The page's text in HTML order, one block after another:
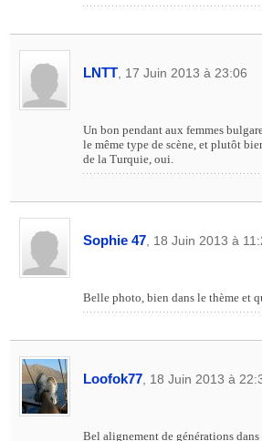
LNTT , 17 Juin 2013 à 23:06
Un bon pendant aux femmes
le même type de scène, et plutôt
de la Turquie, oui.
Sophie 47 , 18 Juin 2013 à
Belle photo, bien dans le thème et
Loofok77 , 18 Juin 2013 à
Bel alignement de générations